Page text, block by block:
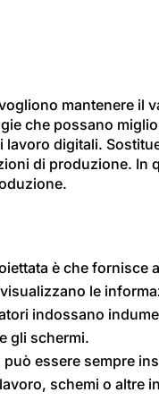
mantenere il
che possano
lavoro digitali.
di produzione. In
è che fornisce
le
indossano
gli schermi.
essere sempre
schemi o altre